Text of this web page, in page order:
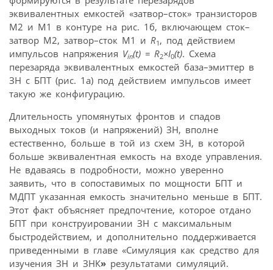
эквивалентных емкостей «затвор–сток» транзисторов
М2 и М1 в контуре на рис. 1б, включающем сток–
затвор М2, затвор–сток М1 и R1 , под действием
импульсов напряжения Vin(t) = R2×I0(t). Схема
перезаряда эквивалентных емкостей база–эмиттер в
ЗН с БПТ (рис. 1a) под действием импульсов имеет
такую же конфигурацию.
Длительность упомянутых фронтов и спадов
выходных токов (и напряжений) ЗН, вполне
естественно, больше в той из схем ЗН, в которой
больше эквивалентная емкость на входе управления.
Не вдаваясь в подробности, можно уверенно
заявить, что в сопоставимых по мощности БПТ и
МДПТ указанная емкость значительно меньше в БПТ.
Этот факт объясняет предпочтение, которое отдано
БПТ при конструировании ЗН с максимальным
быстродействием, и дополнительно поддерживается
приведенными в главе «Симуляция как средство для
изучения ЗН и ЗНК» результатами симуляций.